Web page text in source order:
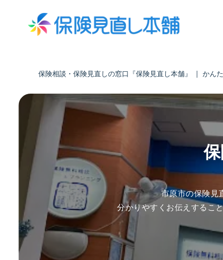
保険相談・保険見直しの窓口『保険見直し本舗』 | かん
市原市の保険見
分かりやすくお伝えするこ